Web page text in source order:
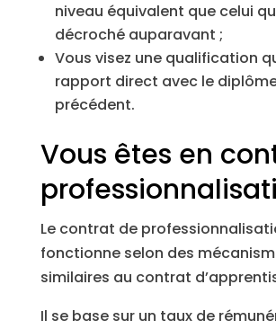
niveau équivalent que celui
décroché auparavant ;
Vous visez une qualification
rapport direct avec le
précédent.
Vous êtes en
Le contrat de
fonctionne selon des
similaires au contrat
Il se base sur un taux de